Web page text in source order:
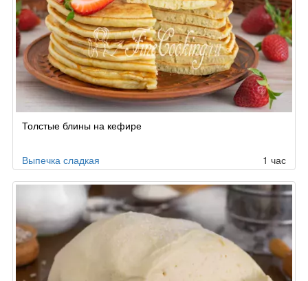
Толстые блины на кефире
Выпечка сладкая 1 час